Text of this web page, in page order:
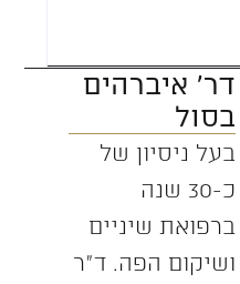
דר' איברהים
בסול
בעל ניסיון של
כ-30 שנה
ברפואת שיניים
ושיקום הפה. ד”ר